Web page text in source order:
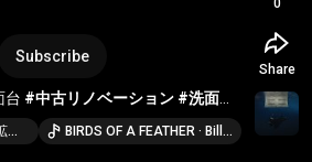
Subscribe
台 #中古リノベーション #洗面台
ン
【中古リノベ】玄関を拡張👞 #玄関土間 #中古リノベーション #浦安市 BIRDS OF A FEATHER · Billie Eilish
0
Share